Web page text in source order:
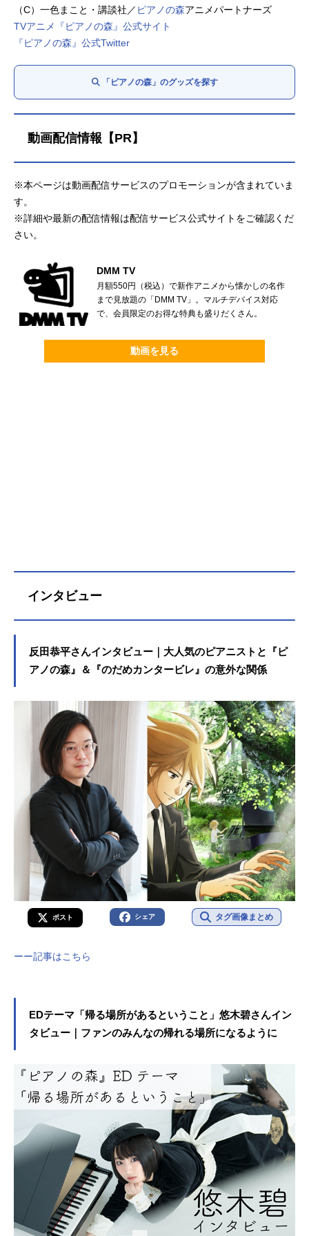
（C）一色まこと・講談社／ ピアノの森アニメパートナーズ
TVアニメ『ピアノの森』公式サイト
『ピアノの森』公式Twitter
「ピアノの森」のグッズを探す
動画配信情報【PR】
※本ページは動画配信サービスのプロモーションが含まれていま
す。
※詳細や最新の配信情報は配信サービス公式サイトをご確認くだ
さい。
DMM TV
月額550円（税込）で新作アニメから懐かしの名作
まで見放題の「DMM TV」。マルチデバイス対応
で、会員限定のお得な特典も盛りだくさん。
動画を見る
インタビュー
反田恭平さんインタビュー｜大人気のピアニストと『ピ
アノの森』＆『のだめカンタービレ』の意外な関係
ポスト シェア タグ画像まとめ
ーー記事はこちら
EDテーマ「帰る場所があるということ」悠木碧さんイン
タビュー｜ファンのみんなの帰れる場所になるように